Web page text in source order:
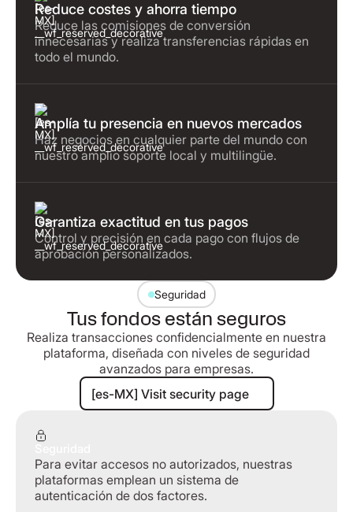
Reduce costes y ahorra tiempo
Reduce las comisiones de conversión
innecesarias y realiza transferencias rápidas en
todo el mundo.
Amplía tu presencia en nuevos mercados
Haz negocios en cualquier parte del mundo con
nuestro amplio soporte local y multilingüe.
Garantiza exactitud en tus pagos
Control y precisión en cada pago con flujos de
aprobación personalizados.
Seguridad
Tus fondos están seguros
Realiza transacciones confidencialmente en nuestra
plataforma, diseñada con niveles de seguridad
avanzados para empresas.
[es-MX] Visit security page
[es-MX] Visit security page
Para evitar accesos no autorizados, nuestras
plataformas emplean un sistema de
autenticación de dos factores.